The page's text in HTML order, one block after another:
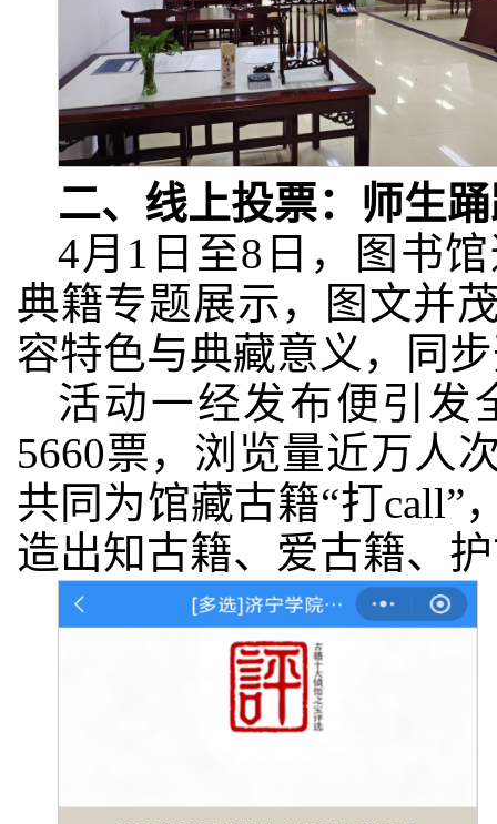
二、线上投票：师生
4月1日至8日，图书
典籍专题展示，图文并
容特色与典藏意义，同
活动一经发布便引发
5660票，浏览量近万人
共同为馆藏古籍“打call”
造出知古籍、爱古籍、